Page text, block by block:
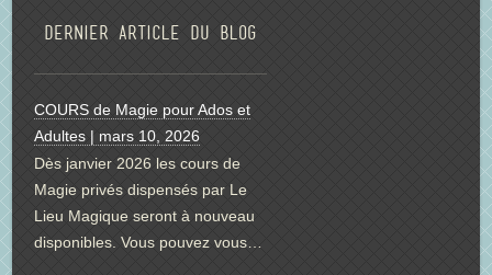
Dernier article du blog
COURS de Magie pour Ados et
Adultes | mars 10, 2026
Dès janvier 2026 les cours de
Magie privés dispensés par Le
Lieu Magique seront à nouveau
disponibles. Vous pouvez vous…